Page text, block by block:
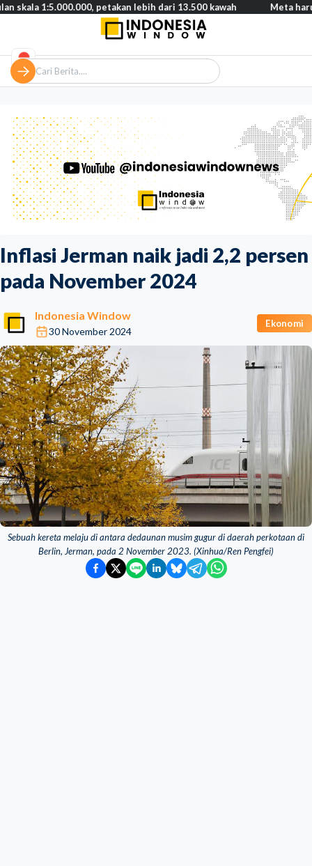
Inflasi Jerman naik jadi 2,2 persen
pada November 2024
Indonesia Window
30 November 2024
Ekonomi
Sebuah kereta melaju di antara dedaunan musim gugur di daerah perkotaan di
Berlin, Jerman, pada 2 November 2023. (Xinhua/Ren Pengfei)
petakan lebih dari 13.500 kawah Meta harus bayar